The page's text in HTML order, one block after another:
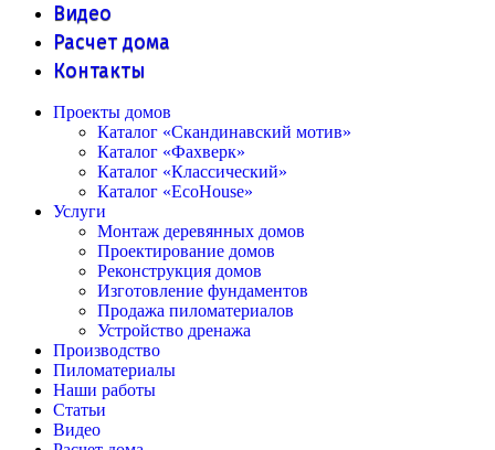
Видео
Расчет дома
Контакты
Проекты домов
Каталог «Скандинавский мотив»
Каталог «Фахверк»
Каталог «Классический»
Каталог «EcoHouse»
Услуги
Монтаж деревянных домов
Проектирование домов
Реконструкция домов
Изготовление фундаментов
Продажа пиломатериалов
Устройство дренажа
Производство
Пиломатериалы
Наши работы
Статьи
Видео